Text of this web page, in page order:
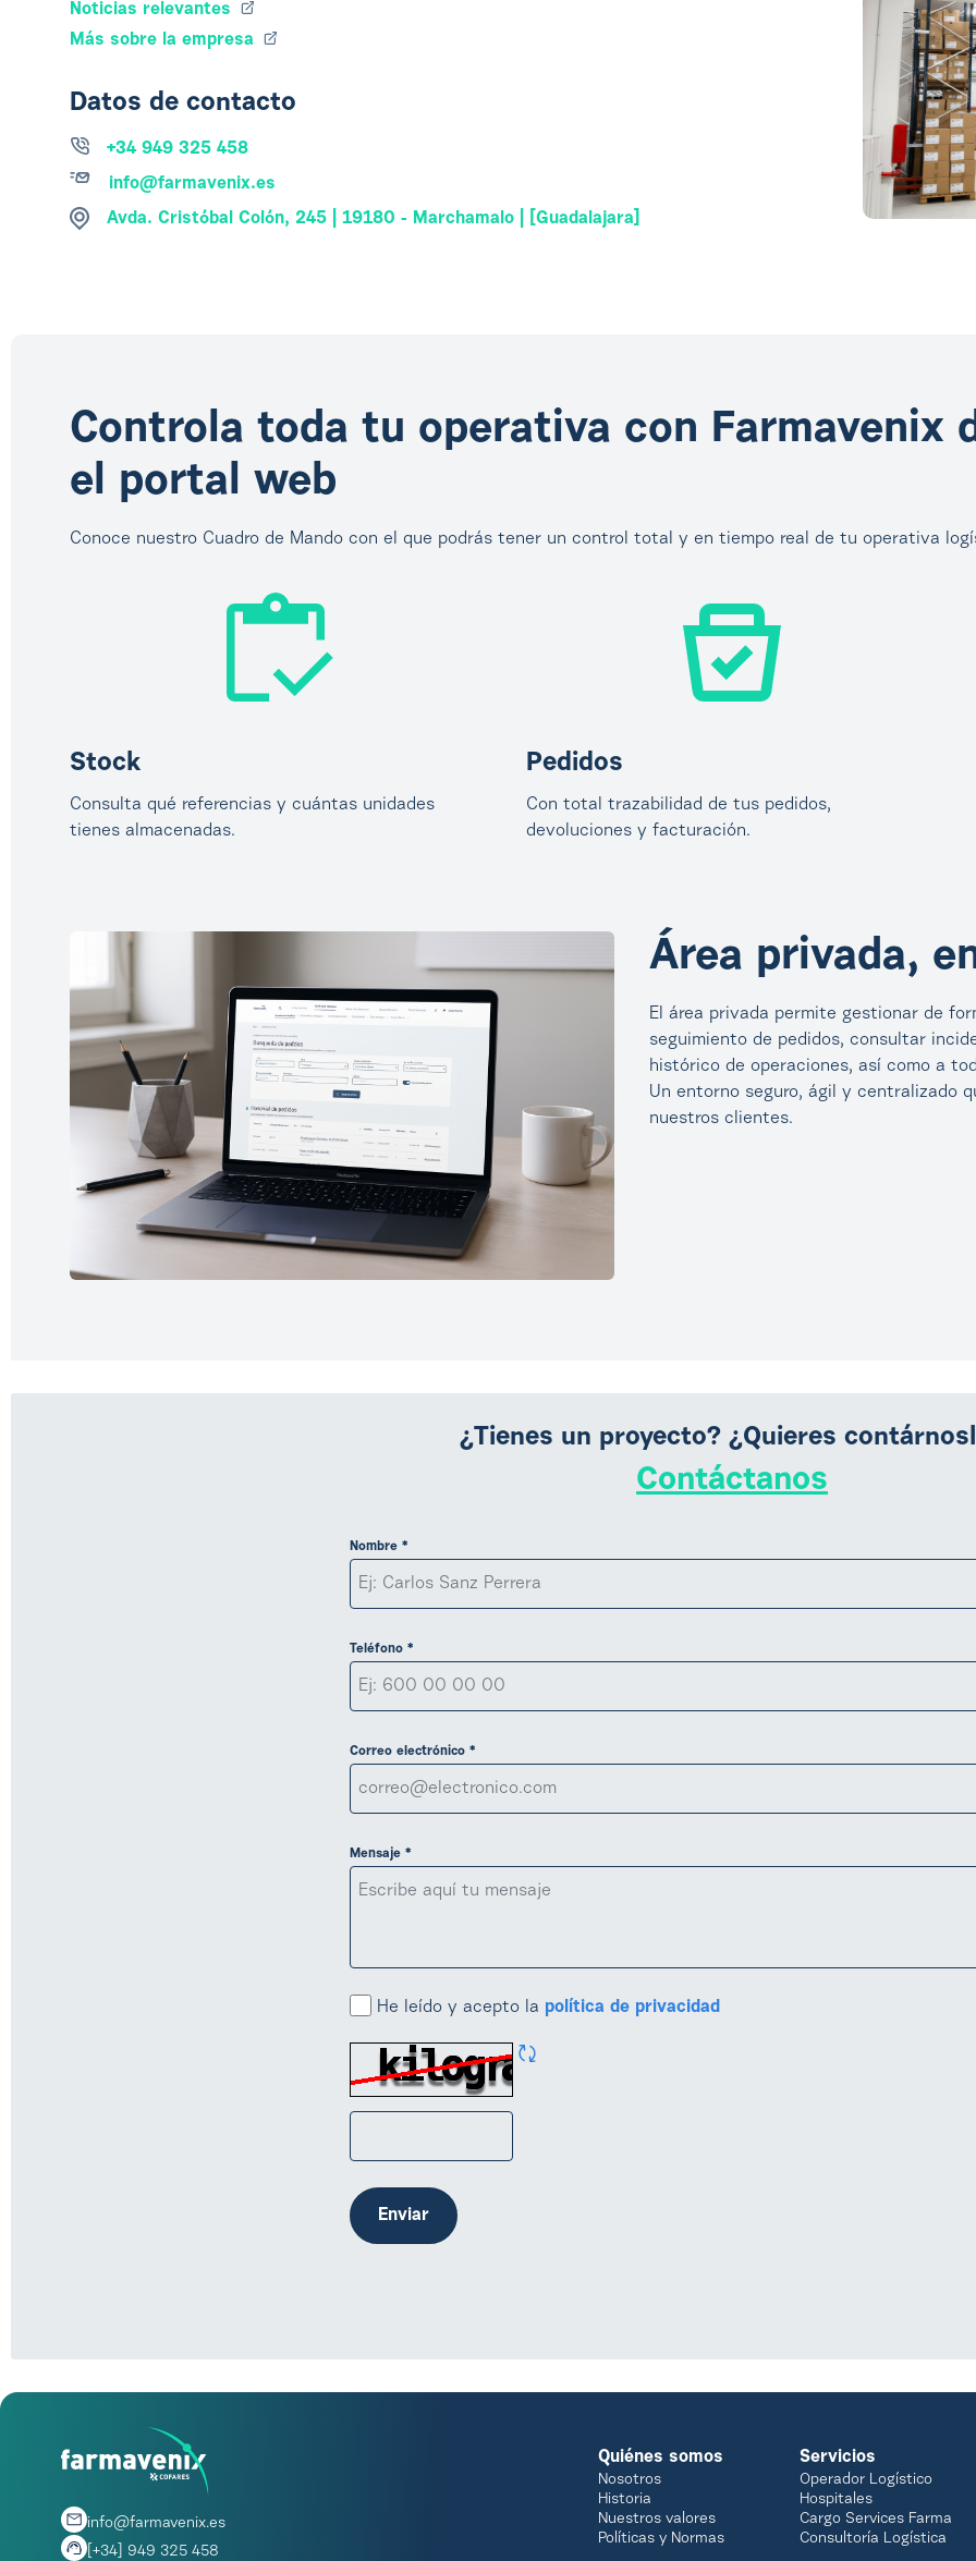
Noticias relevantes
Más sobre la empresa
Datos de contacto
+34 949 325 458
info@farmavenix.es
Avda. Cristóbal Colón, 245 | 19180 - Marchamalo | [Guadalajara]
Controla toda tu operativa con Farmavenix
el portal web
Conoce nuestro Cuadro de Mando con el que podrás tener un control total y en tiempo real de tu operativa
Stock
Consulta qué referencias y cuántas unidades
tienes almacenadas.
Pedidos
Con total trazabilidad de tus pedidos,
devoluciones y facturación.
Área privada,
El área privada permite gestionar de
seguimiento de pedidos, consultar
histórico de operaciones, así como a
Un entorno seguro, ágil y centralizado
nuestros clientes.
¿Tienes un proyecto? ¿Quieres
Contáctanos
Nombre *
Teléfono *
Correo electrónico *
Mensaje *
He leído y acepto la política de privacidad
Enviar
info@farmavenix.es
[+34] 949 325 458
Quiénes somos
Nosotros
Historia
Nuestros valores
Políticas y Normas
Servicios
Operador Logístico
Hospitales
Cargo Services Farma
Consultoría Logística